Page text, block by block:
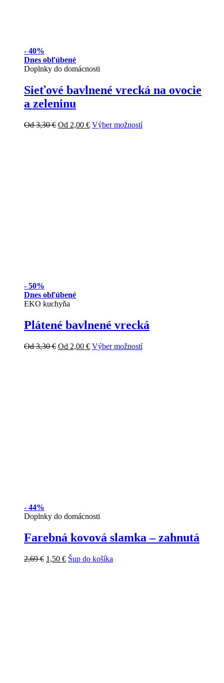
- 40%
Dnes obľúbené
Doplnky do domácnosti
Sieťové bavlnené vrecká na ovocie
a zeleninu
Od3,30€ Od 2,00 € Výber možností
- 50%
Dnes obľúbené
EKO kuchyňa
Plátené bavlnené vrecká
Od3,30€ Od 2,00 € Výber možností
- 44%
Doplnky do domácnosti
Farebná kovová slamka – zahnutá
2,69€ 1,50 € Šup do košíka